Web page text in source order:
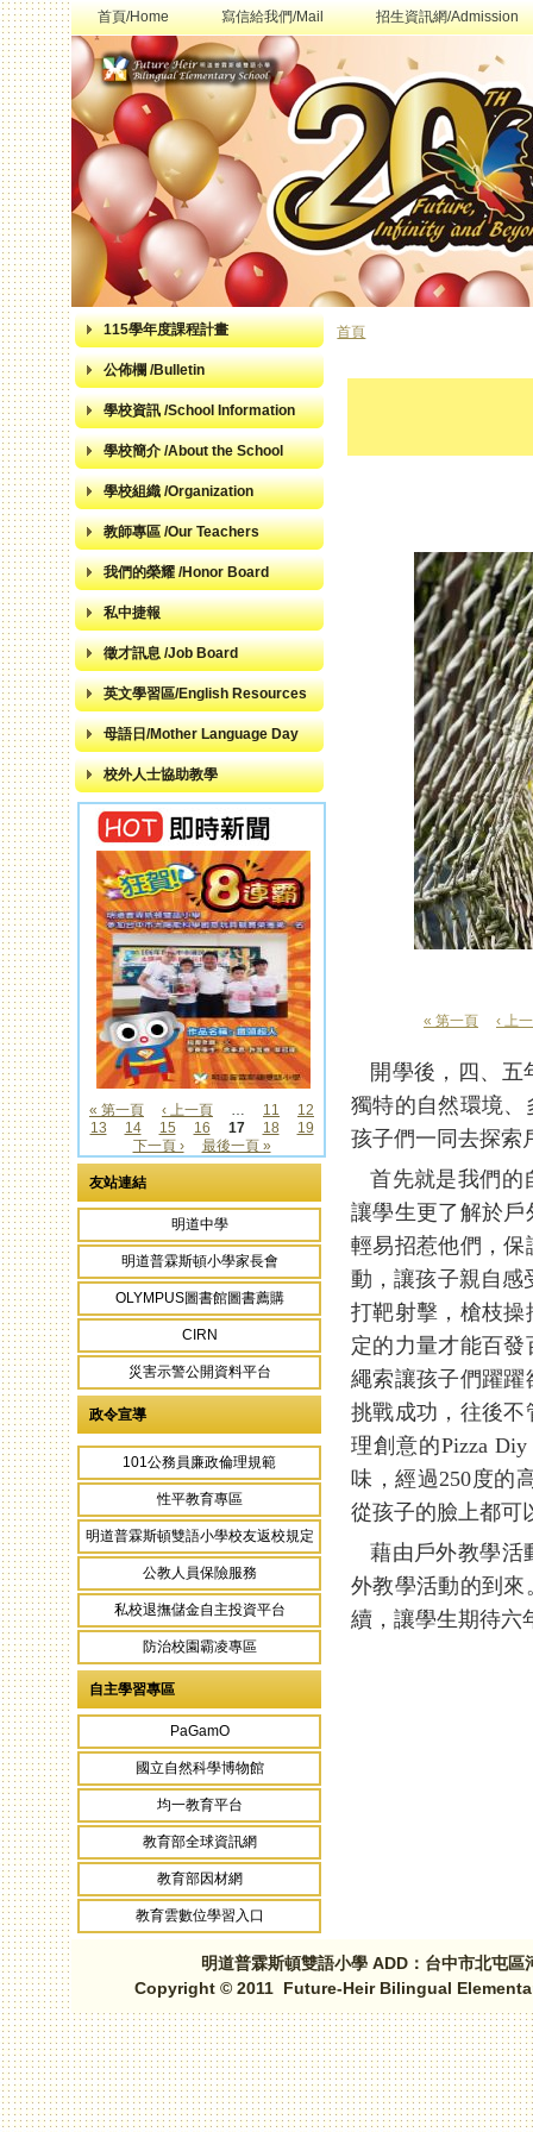
首頁/Home 寫信給我們/Mail 招生資訊網/Admission
115學年度課程計畫
公佈欄 /Bulletin
學校資訊 /School Information
學校簡介 /About the School
學校組織 /Organization
教師專區 /Our Teachers
我們的榮耀 /Honor Board
私中捷報
徵才訊息 /Job Board
英文學習區/English Resources
母語日/Mother Language Day
校外人士協助教學
頁面
« 第一頁 ‹ 上一頁 … 11
12
13
14 15 16 17 18
19
下一頁 ›
最後一頁 »
友站連結
明道中學
明道普霖斯頓小學家長會
OLYMPUS圖書館圖書薦購
CIRN
災害示警公開資料平台
政令宣導
101公務員廉政倫理規範
性平教育專區
明道普霖斯頓雙語小學校友返校規定
公教人員保險服務
私校退撫儲金自主投資平台
防治校園霸凌專區
自主學習專區
PaGamO
國立自然科學博物館
均一教育平台
教育部全球資訊網
教育部因材網
教育雲數位學習入口
首頁
頁面
« 第一頁 ‹ 上
開學後，四、五
獨特的自然環境
孩子們一同去探索
首先就是我們的
讓學生更了解於
輕易招惹他們，
動，讓孩子親自感
打靶射擊，槍枝
定的力量才能百
繩索讓孩子們躍
挑戰成功，往後
理創意的Pizza
味，經過250度的
從孩子的臉上都可
藉由戶外教學活
外教學活動的到
續，讓學生期待六
明道普霖斯頓雙語小學 ADD：台中市北屯
Copyright © 2011 Future-Heir Bilingual